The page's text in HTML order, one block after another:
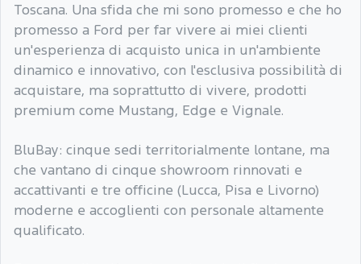
Toscana. Una sfida che mi sono promesso e che ho
promesso a Ford per far vivere ai miei clienti
un'esperienza di acquisto unica in un'ambiente
dinamico e innovativo, con l'esclusiva possibilità di
acquistare, ma soprattutto di vivere, prodotti
premium come Mustang, Edge e Vignale.
BluBay: cinque sedi territorialmente lontane, ma
che vantano di cinque showroom rinnovati e
accattivanti e tre officine (Lucca, Pisa e Livorno)
moderne e accoglienti con personale altamente
qualificato.